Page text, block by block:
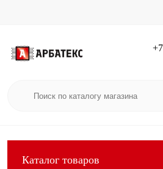
Каталог товаров